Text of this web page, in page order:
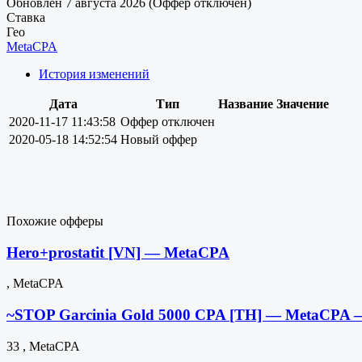
Ставка
Гео
MetaCPA
История изменений
Дата Тип Название Значение
2020-11-17 11:43:58 Оффер отключен
2020-05-18 14:52:54 Новый оффер
Похожие офферы
Hero+prostatit [VN] — MetaCPA
, MetaCPA
~STOP Garcinia Gold 5000 CPA [TH] — MetaCPA
33 , MetaCPA